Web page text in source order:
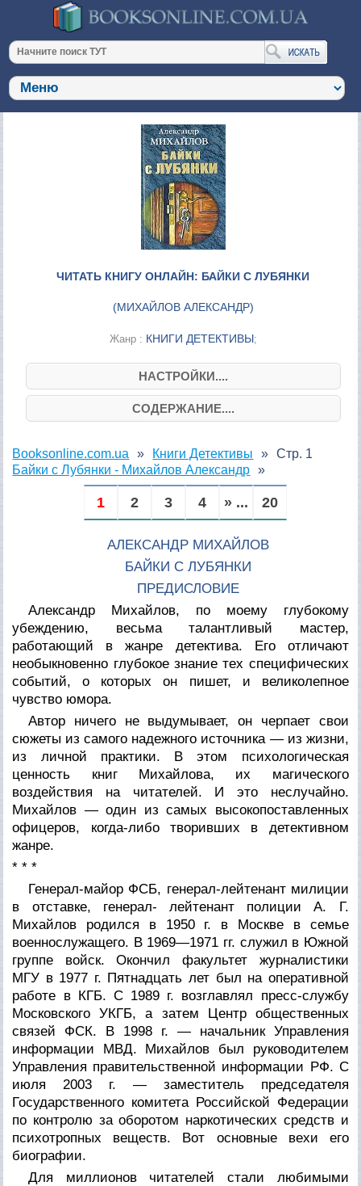
ЧИТАТЬ КНИГУ ОНЛАЙН: БАЙКИ С ЛУБЯНКИ
(МИХАЙЛОВ АЛЕКСАНДР)
Жанр : КНИГИ ДЕТЕКТИВЫ;
НАСТРОЙКИ....
СОДЕРЖАНИЕ....
Booksonline.com.ua
Книги Детективы
Байки с Лубянки - Михайлов Александр
Стр. 1
1 2 3 4 » ... 20
АЛЕКСАНДР МИХАЙЛОВ
БАЙКИ С ЛУБЯНКИ
ПРЕДИСЛОВИЕ
Александр Михайлов, по моему глубокому
убеждению, весьма талантливый мастер,
работающий в жанре детектива. Его отличают
необыкновенно глубокое знание тех специфических
событий, о которых он пишет, и великолепное
чувство юмора.
Автор ничего не выдумывает, он черпает свои
сюжеты из самого надежного источника — из жизни,
из личной практики. В этом психологическая
ценность книг Михайлова, их магического
воздействия на читателей. И это неслучайно.
Михайлов — один из самых высокопоставленных
офицеров, когда-либо творивших в детективном
жанре.
* * *
Генерал-майор ФСБ, генерал-лейтенант милиции
в отставке, генерал- лейтенант полиции А. Г.
Михайлов родился в 1950 г. в Москве в семье
военнослужащего. В 1969—1971 гг. служил в Южной
группе войск. Окончил факультет журналистики
МГУ в 1977 г. Пятнадцать лет был на оперативной
работе в КГБ. С 1989 г. возглавлял пресс-службу
Московского УКГБ, а затем Центр общественных
связей ФСК. В 1998 г. — начальник Управления
информации МВД. Михайлов был руководителем
Управления правительственной информации РФ. С
июля 2003 г. — заместитель председателя
Государственного комитета Российской Федерации
по контролю за оборотом наркотических средств и
психотропных веществ. Вот основные вехи его
биографии.
Для миллионов читателей стали любимыми